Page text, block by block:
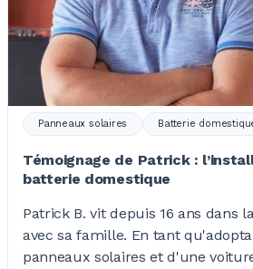
Panneaux solaires Batterie
Témoignage de Patrick :
batterie domestique
Patrick B. vit depuis 16 ans dans
avec sa famille. En tant
panneaux solaires et d'une